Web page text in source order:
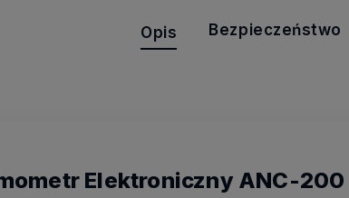
Opis Bezpieczeństwo
Elektroniczny ANC-200